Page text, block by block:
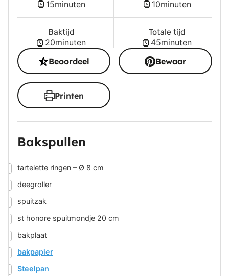
15minuten
minuten 10minuten
minuten
Baktijd
20minuten
minuten
Totale tijd
45minuten
minuten
Beoordeel
Bewaar
Printen
Bakspullen
▢
tartelette ringen – Ø 8 cm
▢
deegroller
▢
spuitzak
▢
st honore spuitmondje 20 cm
▢
bakplaat
▢
bakpapier
▢
Steelpan